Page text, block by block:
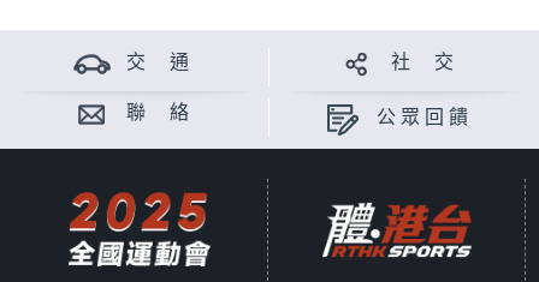
交 通 社 交
聯 絡 公眾回饋